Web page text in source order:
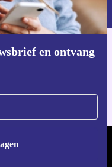
en ontvang
app
RETHINK NEW.